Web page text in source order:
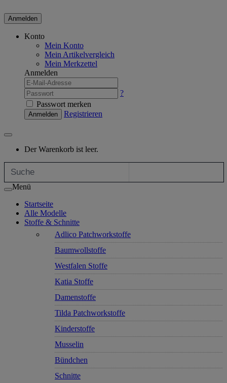
Anmelden
Konto
Mein Konto
Mein Artikelvergleich
Mein Merkzettel
Anmelden
?
Passwort merken
Anmelden Registrieren
Der Warenkorb ist leer.
Menü
Startseite
Alle Modelle
Stoffe & Schnitte
Adlico Patchworkstoffe
Baumwollstoffe
Westfalen Stoffe
Katia Stoffe
Damenstoffe
Tilda Patchworkstoffe
Kinderstoffe
Musselin
Bündchen
Schnitte